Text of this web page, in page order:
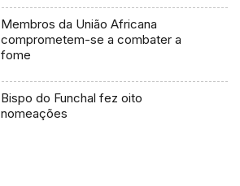
Membros da União Africana
comprometem-se a combater a
fome
Bispo do Funchal fez oito
nomeações